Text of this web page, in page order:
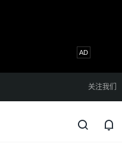
关注我们